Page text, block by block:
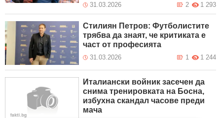
31.03.2026 1 293
2
Стилиян Петров: Футболистите
трябва да знаят, че критиката е
част от професията
31.03.2026 1 244
1
Италиански войник засечен да
снима тренировката на Босна,
избухна скандал часове преди
мача